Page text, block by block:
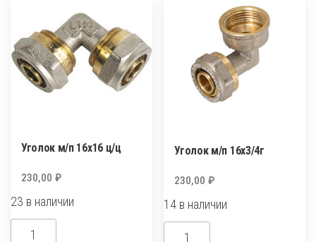
Уголок м/п 16х16 ц/ц
230,00 ₽
23 в наличии
Количество
Уголок м/п 16х3/4г
230,00₽
14 в наличии
Количество